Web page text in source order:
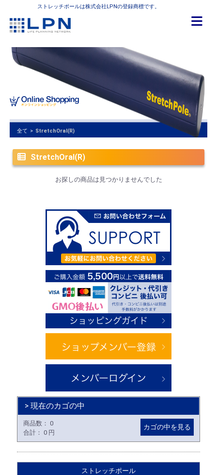
ストレッチポールは株式会社LPNの登録商標です。
全て > StretchOral(R)
StretchOral(R)
お探しの商品は見つかりませんでした
> 現在のカゴの中
商品数： 0
合計： 0 円
カゴの中を見る
ストレッチポール